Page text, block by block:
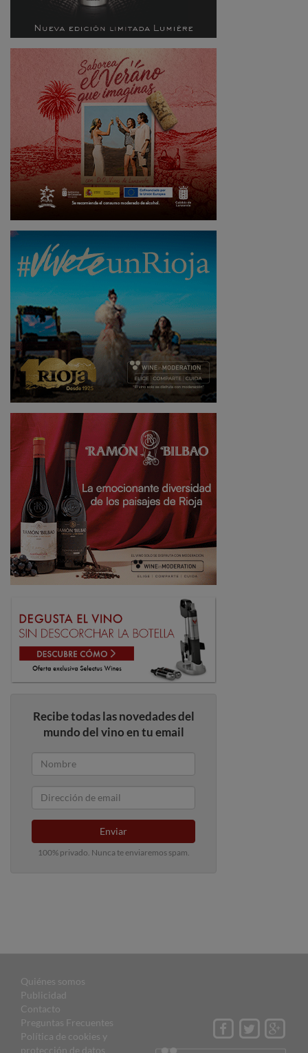
Recibe todas las novedades del
mundo del vino en tu email
Enviar
100% privado. Nunca te enviaremos spam.
Quiénes somos
Publicidad
Contacto
Preguntas Frecuentes
Política de cookies y
protección de datos